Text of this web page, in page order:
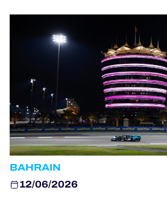
JEU OFFICIEL
HOSPITALITÉS
BILLETTERIE
24H LEMANS
ELMS
BAHRAIN
12/06/2026